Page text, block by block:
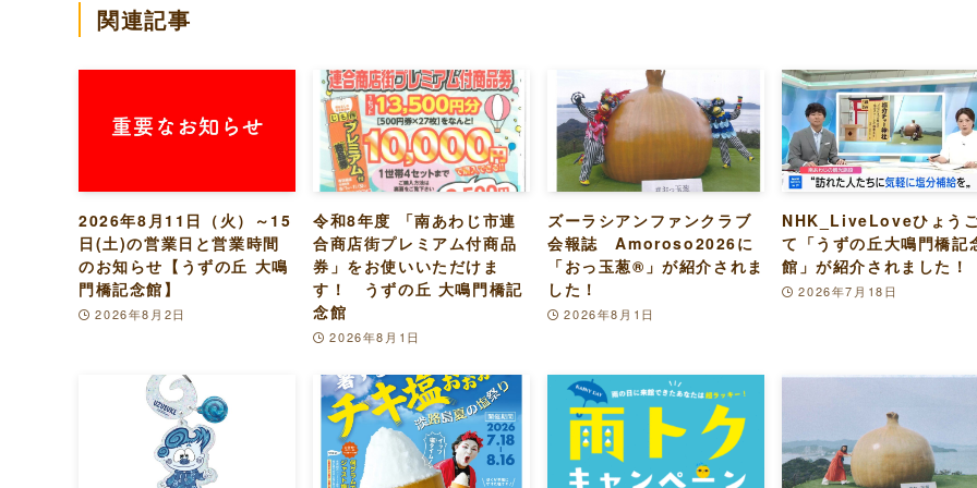
関連記事
2026年8月11日（火）～15
日(土)の営業日と営業時間
のお知らせ【うずの丘 大鳴
門橋記念館】
2026年8月2日
令和8年度 「南あわじ市連
合商店街プレミアム付商品
券」をお使いいただけま
す！ うずの丘 大鳴門橋記
念館
2026年8月1日
ズーラシアンファンクラブ
会報誌 Amoroso2026に
「おっ玉葱®︎」が紹介されま
した！
2026年8月1日
NHK_LiveLoveひょう
て「うずの丘大鳴門橋記
館」が紹介されました！
2026年7月18日